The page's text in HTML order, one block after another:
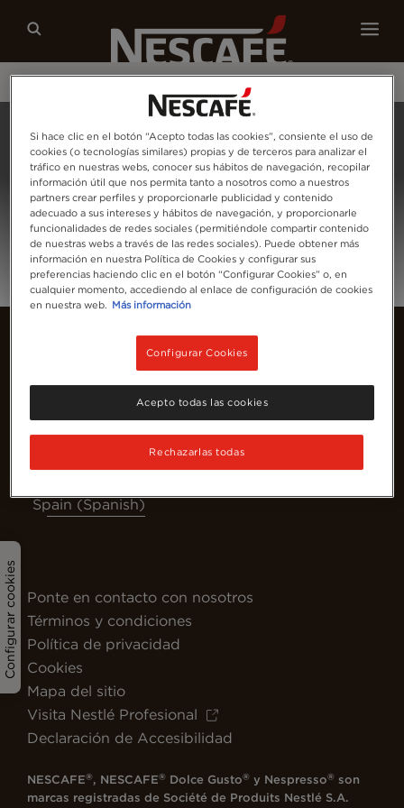
Nuestros cafés Recetas Sostenibilidad
Iniciar Sesión
Configurar cookies
Spain (Spanish)
Ponte en contacto con nosotros
Términos y condiciones
Política de privacidad
Cookies
Mapa del sitio
Visita Nestlé Profesional
Declaración de Accesibilidad
NESCAFE®, NESCAFE® Dolce Gusto® y Nespresso® son
marcas registradas de Société de Produits Nestlé S.A.
Si hace clic en el botón “Acepto todas las cookies”, consiente el uso de
cookies (o tecnologías similares) propias y de terceros para analizar el
tráfico en nuestras webs, conocer sus hábitos de navegación, recopilar
información útil que nos permita tanto a nosotros como a nuestros
partners crear perfiles y proporcionarle publicidad y contenido
adecuado a sus intereses y hábitos de navegación, y proporcionarle
funcionalidades de redes sociales (permitiéndole compartir contenido
de nuestras webs a través de las redes sociales). Puede obtener más
información en nuestra Política de Cookies y configurar sus
preferencias haciendo clic en el botón “Configurar Cookies” o, en
cualquier momento, accediendo al enlace de configuración de cookies
en nuestra web. Más información
Configurar Cookies
Rechazarlas todas
Acepto todas las cookies